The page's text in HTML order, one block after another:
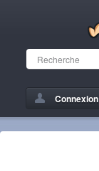
Connexion